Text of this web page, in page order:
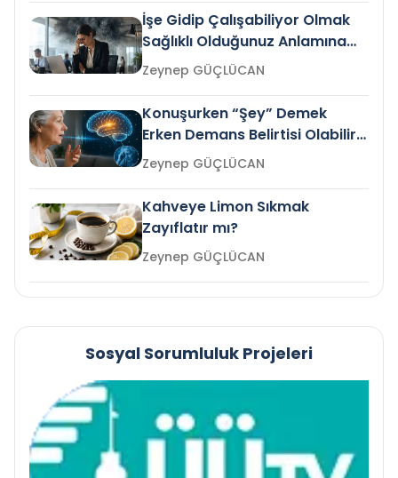
İşe Gidip Çalışabiliyor Olmak
Sağlıklı Olduğunuz Anlamına
Gelir mi?Zeynep GÜÇLÜCAN
Konuşurken “Şey” Demek
Erken Demans Belirtisi Olabilir
mi?
Zeynep GÜÇLÜCAN
Kahveye Limon Sıkmak
Zayıflatır mı?
Zeynep GÜÇLÜCAN
Sosyal Sorumluluk Projeleri